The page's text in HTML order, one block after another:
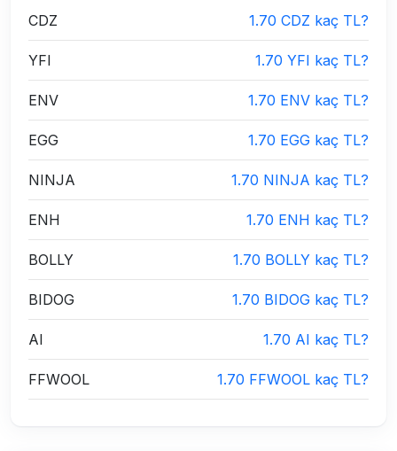
CDZ 1.70 CDZ kaç TL?
YFI 1.70 YFI kaç TL?
ENV 1.70 ENV kaç TL?
EGG 1.70 EGG kaç TL?
NINJA 1.70 NINJA kaç TL?
ENH 1.70 ENH kaç TL?
BOLLY 1.70 BOLLY kaç TL?
BIDOG 1.70 BIDOG kaç TL?
AI 1.70 AI kaç TL?
FFWOOL 1.70 FFWOOL kaç TL?